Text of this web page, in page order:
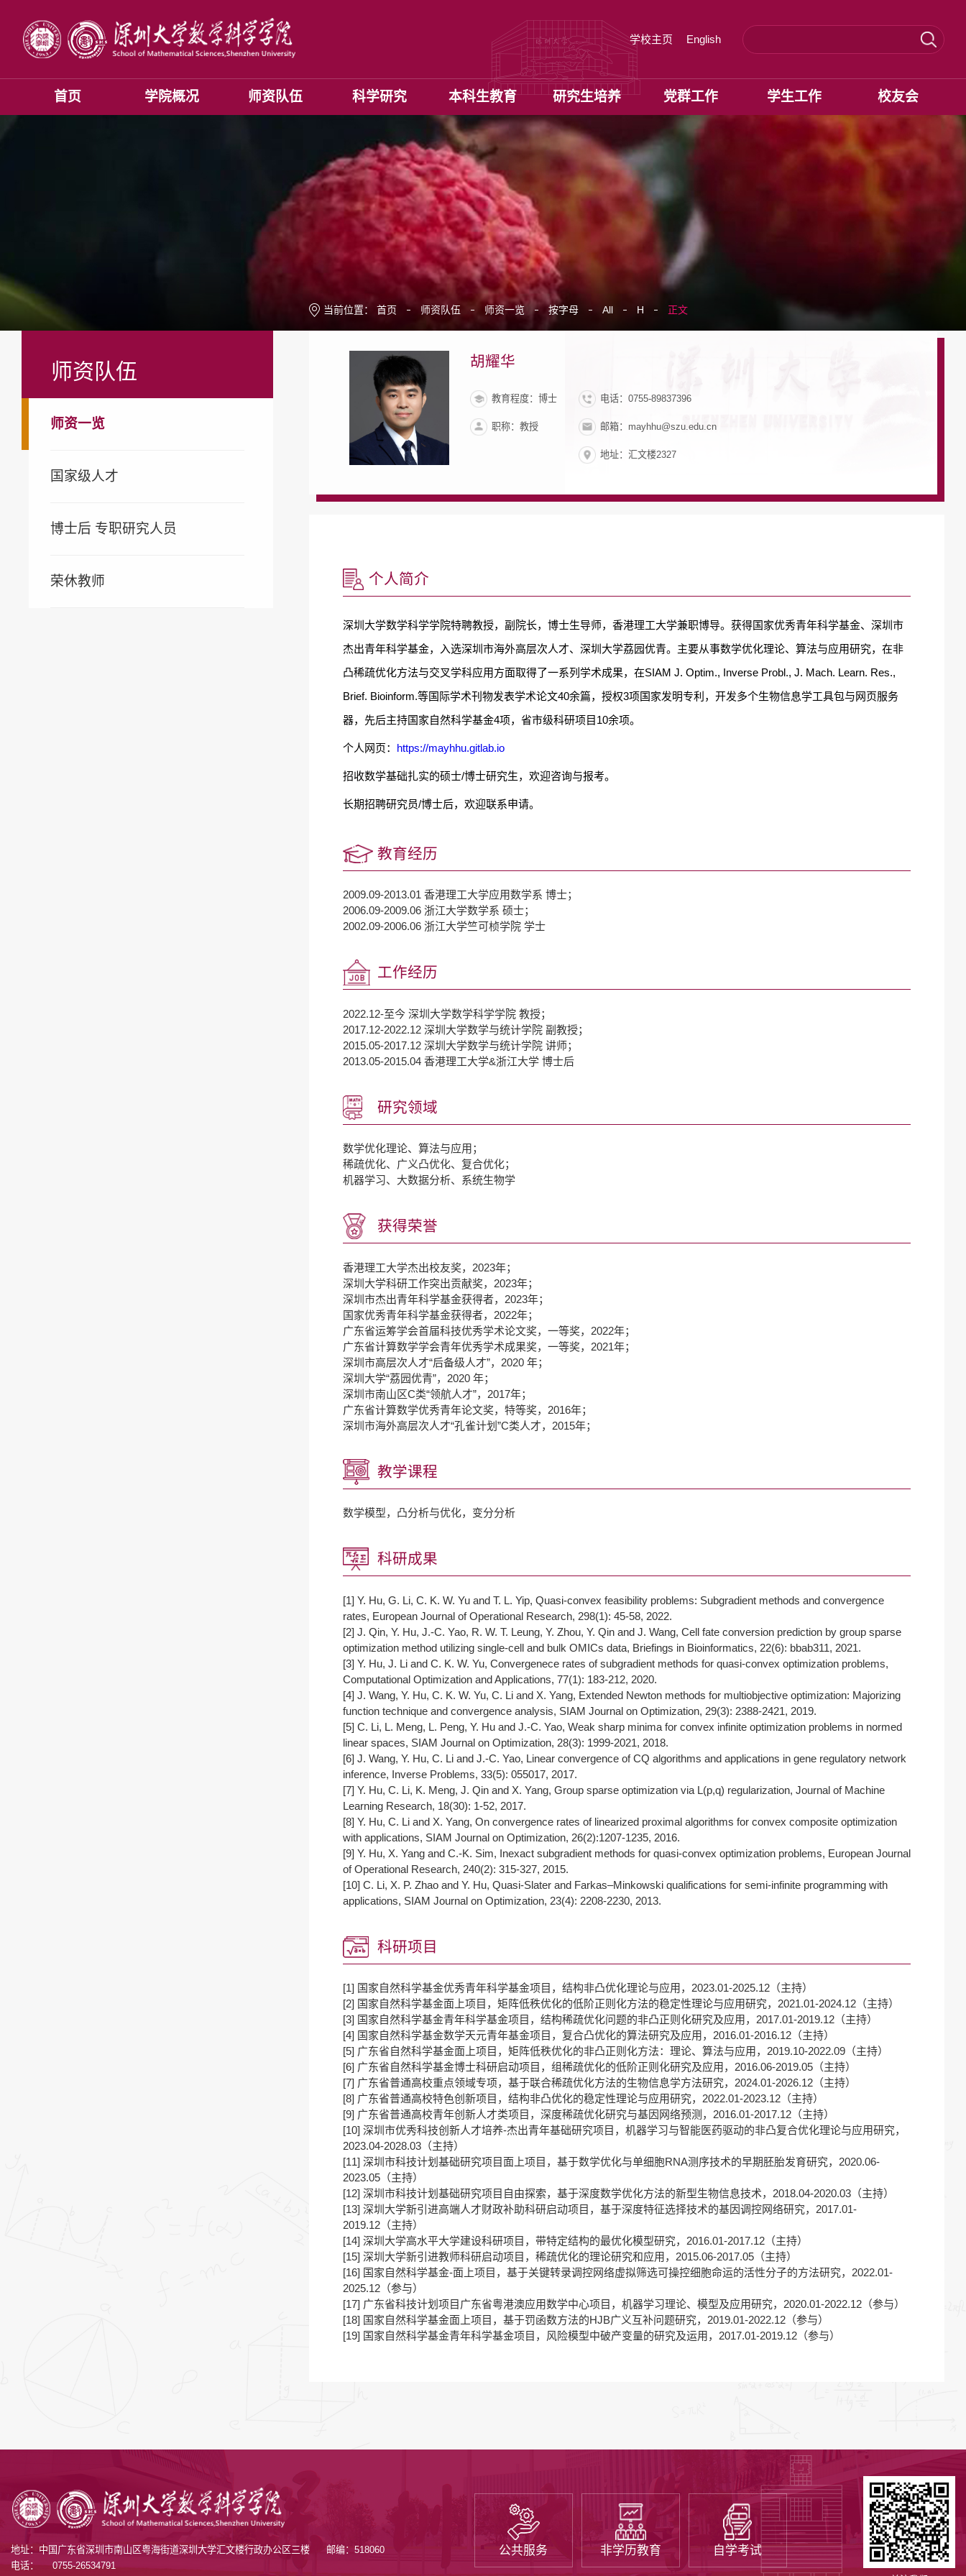
学校主页 English
首页 学院概况 师资队伍 科学研究 本科生教育 研究生培养 党群工作 学生工作 校友会
师资队伍
师资一览
国家级人才
博士后 专职研究人员
荣休教师
当前位置： 首页 师资队伍 师资一览 按字母 All H 正文
胡耀华
教育程度：博士
职称：教授
电话：0755-89837396
邮箱：mayhhu@szu.edu.cn
地址：汇文楼2327
个人简介
深圳大学数学科学学院特聘教授，副院长，博士生导师，香港理工大学兼职博导。获得国家优秀青年科学基金、深圳市
杰出青年科学基金，入选深圳市海外高层次人才、深圳大学荔园优青。主要从事数学优化理论、算法与应用研究，在非
凸稀疏优化方法与交叉学科应用方面取得了一系列学术成果，在SIAM J. Optim., Inverse Probl., J. Mach. Learn. Res.,
Brief. Bioinform.等国际学术刊物发表学术论文40余篇，授权3项国家发明专利，开发多个生物信息学工具包与网页服务
器，先后主持国家自然科学基金4项，省市级科研项目 10余项。
个人网页： https://mayhhu.gitlab.io
招收数学基础扎实的硕士/博士研究生，欢迎咨询与报考。
长期招聘研究员/博士后，欢迎联系申请。
教育经历
2009.09-2013.01 香港理工大学应用数学系 博士；
2006.09-2009.06 浙江大学数学系 硕士；
2002.09-2006.06 浙江大学竺可桢学院 学士
工作经历
2022.12-至今 深圳大学数学科学学院 教授；
2017.12-2022.12 深圳大学数学与统计学院 副教授；
2015.05-2017.12 深圳大学数学与统计学院 讲师；
2013.05-2015.04 香港理工大学&浙江大学 博士后
研究领域
数学优化理论、算法与应用；
稀疏优化、广义凸优化、复合优化；
机器学习、大数据分析、系统生物学
获得荣誉
香港理工大学杰出校友奖，2023年；
深圳大学科研工作突出贡献奖，2023年；
深圳市杰出青年科学基金获得者，2023年；
国家优秀青年科学基金获得者，2022年；
广东省运筹学会首届科技优秀学术论文奖，一等奖，2022年；
广东省计算数学学会青年优秀学术成果奖，一等奖，2021年；
深圳市高层次人才“后备级人才”，2020 年；
深圳大学“荔园优青”，2020 年；
深圳市南山区C类“领航人才”，2017年；
广东省计算数学优秀青年论文奖，特等奖，2016年；
深圳市海外高层次人才“孔雀计划”C类人才，2015年；
教学课程
数学模型，凸分析与优化，变分分析
科研成果
[1] Y. Hu, G. Li, C. K. W. Yu and T. L. Yip, Quasi-convex feasibility problems: Subgradient methods and convergence
rates, European Journal of Operational Research, 298(1): 45-58, 2022.
[2] J. Qin, Y. Hu, J.-C. Yao, R. W. T. Leung, Y. Zhou, Y. Qin and J. Wang, Cell fate conversion prediction by group sparse
optimization method utilizing single-cell and bulk OMICs data, Briefings in Bioinformatics, 22(6): bbab311, 2021.
[3] Y. Hu, J. Li and C. K. W. Yu, Convergenece rates of subgradient methods for quasi-convex optimization problems,
Computational Optimization and Applications, 77(1): 183-212, 2020.
[4] J. Wang, Y. Hu, C. K. W. Yu, C. Li and X. Yang, Extended Newton methods for multiobjective optimization: Majorizing
function technique and convergence analysis, SIAM Journal on Optimization, 29(3): 2388-2421, 2019.
[5] C. Li, L. Meng, L. Peng, Y. Hu and J.-C. Yao, Weak sharp minima for convex infinite optimization problems in normed
linear spaces, SIAM Journal on Optimization, 28(3): 1999-2021, 2018.
[6] J. Wang, Y. Hu, C. Li and J.-C. Yao, Linear convergence of CQ algorithms and applications in gene regulatory network
inference, Inverse Problems, 33(5): 055017, 2017.
[7] Y. Hu, C. Li, K. Meng, J. Qin and X. Yang, Group sparse optimization via L(p,q) regularization, Journal of Machine
Learning Research, 18(30): 1-52, 2017.
[8] Y. Hu, C. Li and X. Yang, On convergence rates of linearized proximal algorithms for convex composite optimization
with applications, SIAM Journal on Optimization, 26(2):1207-1235, 2016.
[9] Y. Hu, X. Yang and C.-K. Sim, Inexact subgradient methods for quasi-convex optimization problems, European Journal
of Operational Research, 240(2): 315-327, 2015.
[10] C. Li, X. P. Zhao and Y. Hu, Quasi-Slater and Farkas–Minkowski qualifications for semi-infinite programming with
applications, SIAM Journal on Optimization, 23(4): 2208-2230, 2013.
科研项目
[1] 国家自然科学基金优秀青年科学基金项目，结构非凸优化理论与应用，2023.01-2025.12（主持）
[2] 国家自然科学基金面上项目，矩阵低秩优化的低阶正则化方法的稳定性理论与应用研究，2021.01-2024.12（主持）
[3] 国家自然科学基金青年科学基金项目，结构稀疏优化问题的非凸正则化研究及应用，2017.01-2019.12（主持）
[4] 国家自然科学基金数学天元青年基金项目，复合凸优化的算法研究及应用，2016.01-2016.12（主持）
[5] 广东省自然科学基金面上项目，矩阵低秩优化的非凸正则化方法：理论、算法与应用，2019.10-2022.09（主持）
[6] 广东省自然科学基金博士科研启动项目，组稀疏优化的低阶正则化研究及应用，2016.06-2019.05（主持）
[7] 广东省普通高校重点领域专项，基于联合稀疏优化方法的生物信息学方法研究，2024.01-2026.12（主持）
[8] 广东省普通高校特色创新项目，结构非凸优化的稳定性理论与应用研究，2022.01-2023.12（主持）
[9] 广东省普通高校青年创新人才类项目，深度稀疏优化研究与基因网络预测，2016.01-2017.12（主持）
[10] 深圳市优秀科技创新人才培养-杰出青年基础研究项目，机器学习与智能医药驱动的非凸复合优化理论与应用研究，
2023.04-2028.03（主持）
[11] 深圳市科技计划基础研究项目面上项目，基于数学优化与单细胞RNA测序技术的早期胚胎发育研究，2020.06-
2023.05（主持）
[12] 深圳市科技计划基础研究项目自由探索，基于深度数学优化方法的新型生物信息技术，2018.04-2020.03（主持）
[13] 深圳大学新引进高端人才财政补助科研启动项目，基于深度特征选择技术的基因调控网络研究，2017.01-
2019.12（主持）
[14] 深圳大学高水平大学建设科研项目，带特定结构的最优化模型研究，2016.01-2017.12（主持）
[15] 深圳大学新引进教师科研启动项目，稀疏优化的理论研究和应用，2015.06-2017.05（主持）
[16] 国家自然科学基金-面上项目，基于关键转录调控网络虚拟筛选可操控细胞命运的活性分子的方法研究，2022.01-
2025.12（参与）
[17] 广东省科技计划项目广东省粤港澳应用数学中心项目，机器学习理论、模型及应用研究，2020.01-2022.12（参与）
[18] 国家自然科学基金面上项目，基于罚函数方法的HJB广义互补问题研究，2019.01-2022.12（参与）
[19] 国家自然科学基金青年科学基金项目，风险模型中破产变量的研究及运用，2017.01-2019.12（参与）
地址：中国广东省深圳市南山区粤海街道深圳大学汇文楼行政办公区三楼
邮编：518060
电话：
0755-26534791
公共服务 非学历教育 自学考试